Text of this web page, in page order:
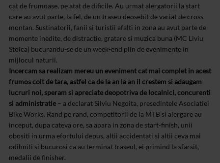
cat de frumoase, pe atat de dificile. Au urmat alergatorii la start
care au avut parte, la fel, de un traseu deosebit de variat de cross
montan. Sustinatorii, fanii si turistii afalti in zona au avut parte de
momente inedite, de distractie, gratare si muzica buna (MC Liviu
Stoica) bucurandu-se de un week-end plin de evenimente in
mijlocul naturii.
Incercam sa realizam mereu un eveniment cat mai complet in acest
frumos colt de tara, astfel ca de la an la an il crestem si adaugam
lucruri noi, speram si apreciate deopotriva de localnici, concurenti
si administratie – a declarat Silviu Negoita, presedintele Asociatiei
Bike Works. Rand pe rand, competitorii de la MTB si alergare au
inceput, dupa cateva ore, sa apara in zona de start-finish, unii
obositi in urma efortului depus, altii accidentati si altii ceva mai
odihniti si bucurosi ca au terminat traseul, ei primind la sfarsit‚
medalii de finisher.